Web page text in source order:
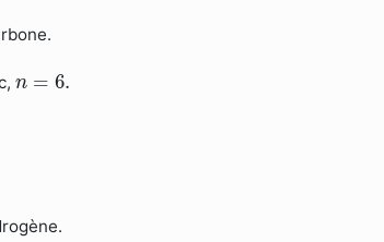
n = 6.
n 6.